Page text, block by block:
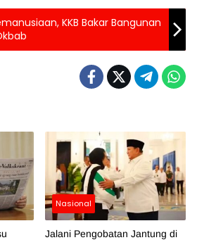
KKB Bakar Bangunan
Nasional
Jalani Pengobatan Jantung di